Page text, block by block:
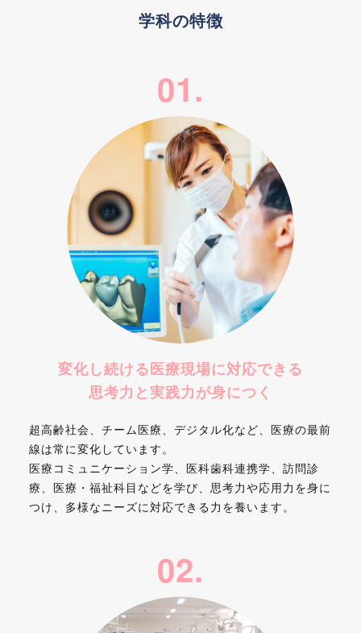
学科の特徴
01.
変化し続ける医療現場に対応できる
思考力と 実践力が身につく
超高齢社会、チーム医療、デジタル化など、医療の最前
線は常に変化しています。
医療コミュニケーション学、医科歯科連携学、訪問診
療、医療・福祉科目などを学び、思考力や応用力を身に
つけ、多様なニーズに対応できる力を養います。
02.